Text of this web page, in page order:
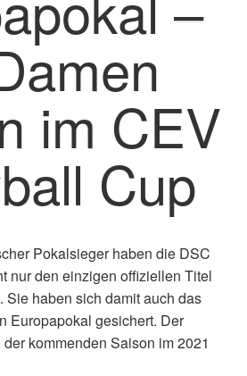
im CEV
Cup
Pokalsieger haben die DSC
nur den einzigen offiziellen Titel
Sie haben sich damit auch das
Europapokal gesichert. Der
kommenden Saison im 2021